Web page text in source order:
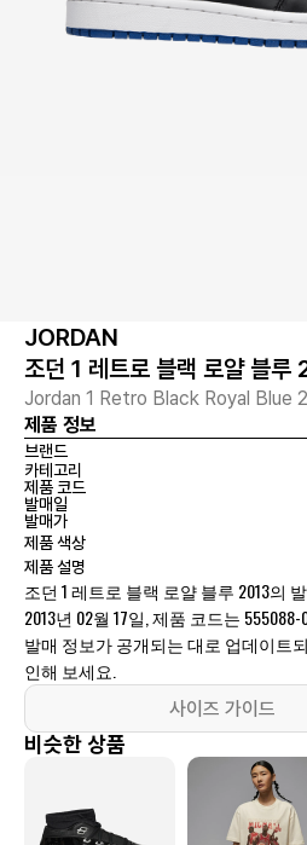
JORDAN
조던 1 레트로 블랙 로얄 블루
Jordan 1 Retro Black Royal Blue
제품 정보
브랜드
카테고리
제품 코드
발매일
발매가
제품 색상
제품 설명
조던 1 레트로 블랙 로얄 블루 2013의
2013년 02월 17일, 제품 코드는
발매 정보가 공개되는 대로 업데이트
인해 보세요.
사이즈 가이드
비슷한 상품